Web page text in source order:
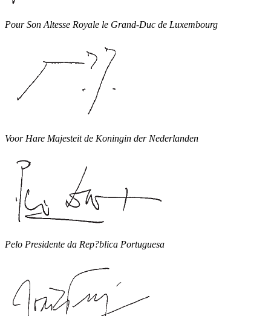
Pour Son Altesse Royale le Grand-Duc de Luxembourg
Voor Hare Majesteit de Koningin der Nederlanden
Pelo Presidente da Rep?blica Portuguesa